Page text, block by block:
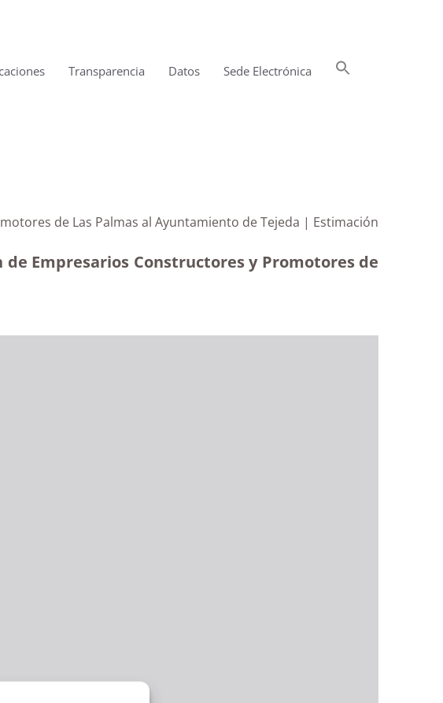
Transparencia Datos Sede Electrónica
de Las Palmas al Ayuntamiento de Tejeda | Estimación
Empresarios Constructores y Promotores de